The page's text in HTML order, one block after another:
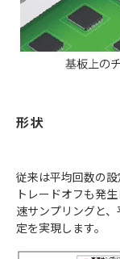
形状
従来は平均回数の
トレードオフも発
速サンプリングと
定を実現します。